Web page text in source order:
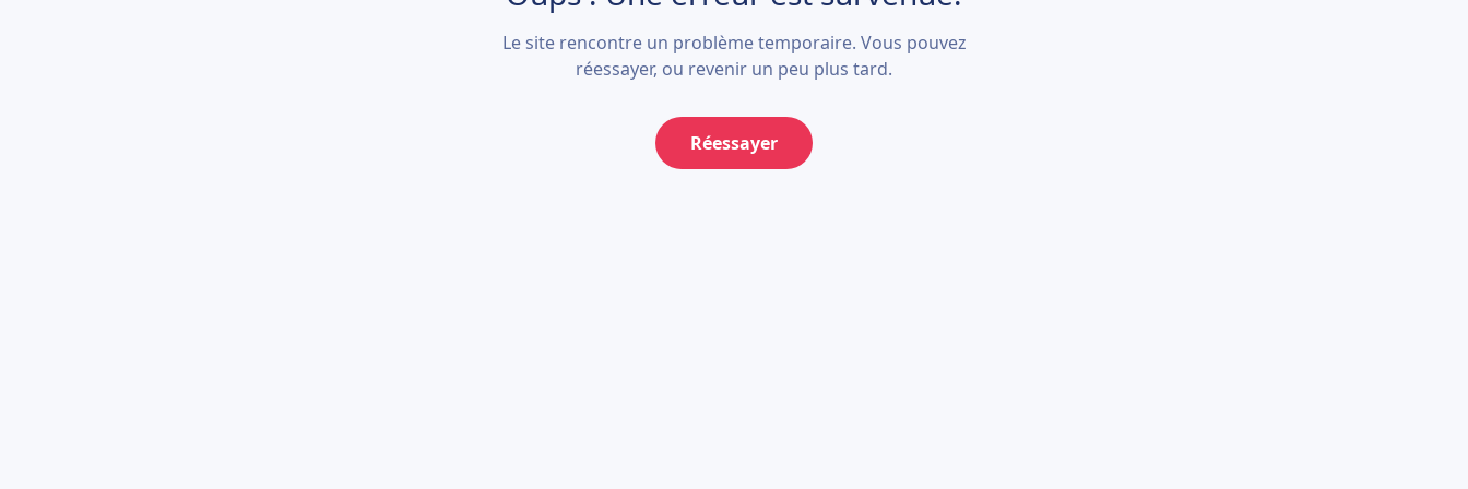
Le site rencontre un problème temporaire. Vous pouvez
réessayer, ou revenir un peu plus tard.
Réessayer